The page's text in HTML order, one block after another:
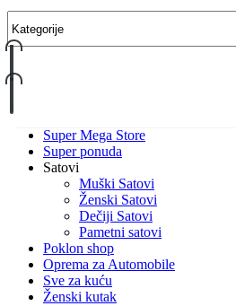
Super Mega Store
Super ponuda
Satovi
Muški Satovi
Ženski Satovi
Dečiji Satovi
Pametni satovi
Poklon shop
Oprema za Automobile
Sve za kuću
Ženski kutak